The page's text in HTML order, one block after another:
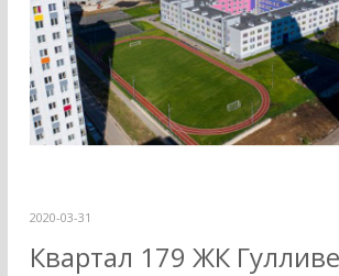
2020-03-31
Квартал 179 ЖК